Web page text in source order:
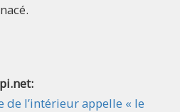
de l’intérieur appelle « le